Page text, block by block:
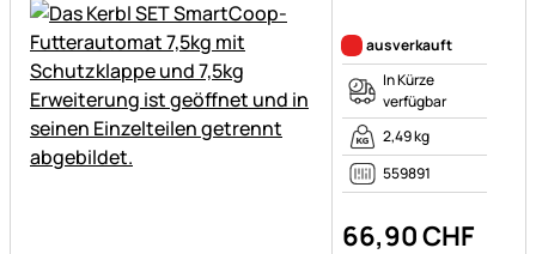
ausverkauft
In Kürze
verfügbar
2,49 kg
559891
66,90CHF